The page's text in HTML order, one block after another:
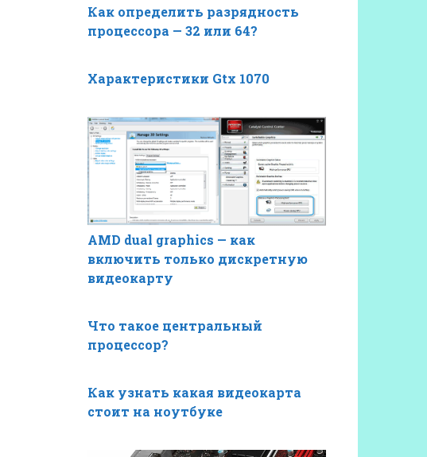
Как определить разрядность
процессора — 32 или 64?
Характеристики Gtx 1070
AMD dual graphics — как
включить только дискретную
видеокарту
Что такое центральный
процессор?
Как узнать какая видеокарта
стоит на ноутбуке